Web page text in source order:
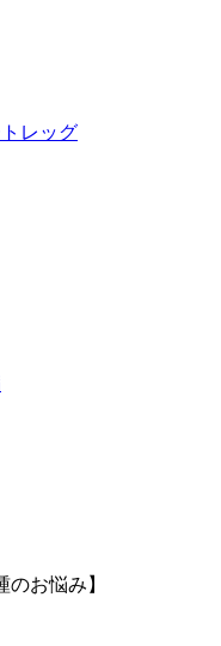
レッグ
お悩み】